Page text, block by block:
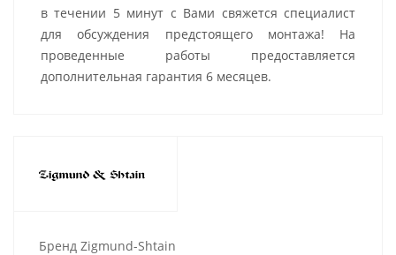
в течении 5 минут с Вами свяжется специалист
для обсуждения предстоящего монтажа! На
проведенные работы предоставляется
дополнительная гарантия 6 месяцев.
Бренд Zigmund-Shtain